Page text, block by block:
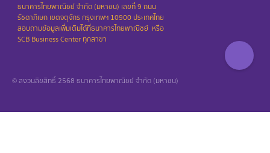
ธนาคารไทยพาณิชย์ จำกัด (มหาชน) เลขที่ 9 ถนน
รัชดาภิเษก เขตจตุจักร กรุงเทพฯ 10900 ประเทศไทย
สอบถามข้อมูลเพิ่มเติมได้ที่ธนาคารไทยพาณิชย์ ​ หรือ
SCB Business Center ทุกสาขา
© สงวนลิขสิทธิ์ 2568 ธนาคารไทยพาณิชย์ จำกัด (มหาชน)